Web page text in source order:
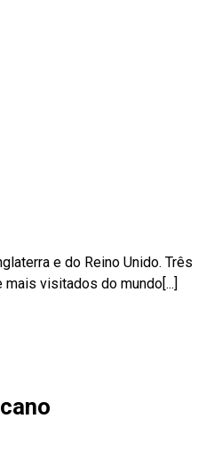
e do Reino Unido. Três
visitados do mundo[...]